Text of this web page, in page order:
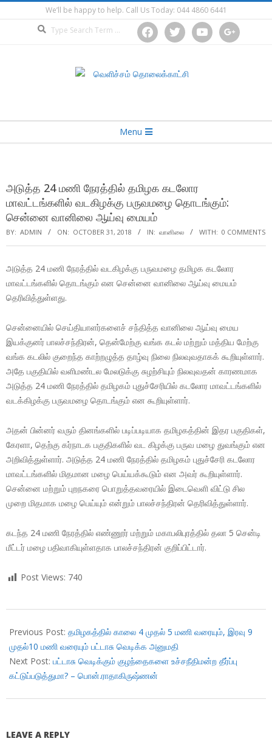
to
We’ll be happy to help. Call Us Today: 044 4860 6441
facebooktwitter youtube google
Menu
அடுத்த 24 மணி நேரத்தில் தமிழக கடலோர
மாவட்டங்களில் வடகிழக்கு பருவமழை தொடங்கும்:
சென்னை வானிலை ஆய்வு மையம்
BY: ADMIN ON: OCTOBER 31, 2018 IN: வானிலை WITH: 0 COMMENTS
அடுத்த 24 மணி நேரத்தில் வடகிழக்கு பருவமழை தமிழக கடலோர
மாவட்டங்களில் தொடங்கும் என சென்னை வானிலை ஆய்வு மையம்
தெரிவித்துள்ளது.
சென்னையில் செய்தியாளர்களைச் சந்தித்த வானிலை ஆய்வு மைய
இயக்குனர் பாலச்சந்திரன், தென்மேற்கு வங்க கடல் மற்றும் மத்திய மேற்கு
வங்க கடலில் குறைந்த காற்றழுத்த தாழ்வு நிலை நிலவுவதாகக் கூறியுள்ளார்.
அதே பகுதியில் வளிமண்டல மேலடுக்கு சுழற்சியும் நிலவுவதன் காரணமாக
அடுத்த 24 மணி நேரத்தில் தமிழகம் புதுச்சேரியில் கடலோர மாவட்டங்களில்
வடக்கிழக்கு பருவமழை தொடங்கும் என கூறியுள்ளார்.
அதன் பின்னர் வரும் தினங்களில் படிப்படியாக தமிழகத்தின் இதர பகுதிகள்,
கேரளா, தெற்கு கர்நாடக பகுதிகளில் வட கிழக்கு பருவ மழை துவங்கும் என
அறிவித்துள்ளார். அடுத்த 24 மணி நேரத்தில் தமிழகம் புதுச்சேரி கடலோர
மாவட்டங்களில் மிதமான மழை பெய்யக்கூடும் என அவர் கூறியுள்ளார்.
சென்னை மற்றும் புறநகரை பொறுத்தவரையில் இடைவெளி விட்டு சில
முறை மிதமாக மழை பெய்யும் என்றும் பாலச்சந்திரன் தெரிவித்துள்ளார்.
கடந்த 24 மணி நேரத்தில் எண்ணூர் மற்றும் மகாபலிபுரத்தில் தலா 5 சென்டி
மீட்டர் மழை பதிவாகியுள்ளதாக பாலச்சந்திரன் குறிப்பிட்டார்.
Post Views: 740
10-
31
Previous Post: தமிழகத்தில் காலை 4 முதல் 5 மணி வரையும், இரவு 9
முதல்10 மணி வரையும் பட்டாசு வெடிக்க அனுமதி
Next Post: பட்டாசு வெடிக்கும் குழந்தைகளை உச்சநீதிமன்ற தீர்ப்பு
கட்டுப்படுத்துமா? – பொன்.ராதாகிருஷ்ணன்
LEAVE A REPLY